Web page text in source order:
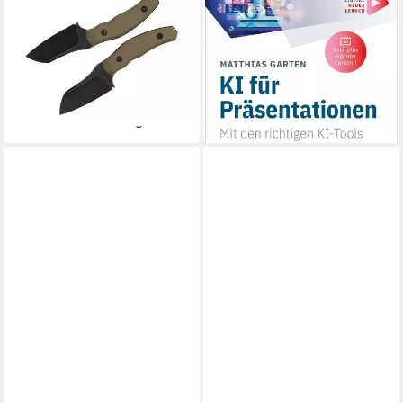
Universalmesser Kizer
Bulldog Fix 14C28N, Brown
G10, Black Stonewash, (1 St),
Scheide inklusive
89,95 €
KI für Präsentationen /
Matthias Garten
lieferbar - in 2-3 Werktagen bei dir